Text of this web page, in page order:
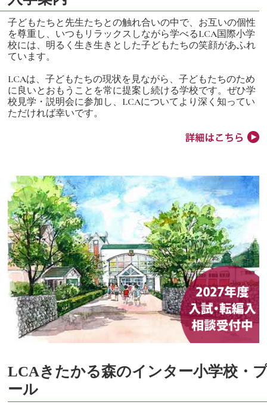
子どもたちと先生たちとの触れ合いの中で、お互いの個性
を尊重し、いつもリラックスしながら学べるLCA国際小学
校には、明るく生き生きとした子どもたちの笑顔があふれ
ています。
LCAは、子どもたちの現状を見ながら、子どもたちのため
に良いとおもうことを常に提案し続ける学校です。ぜひ学
校見学・説明会に参加し、LCAについてより深く知ってい
ただければ幸いです。
LCAきたかる森のインター小学校・
ール